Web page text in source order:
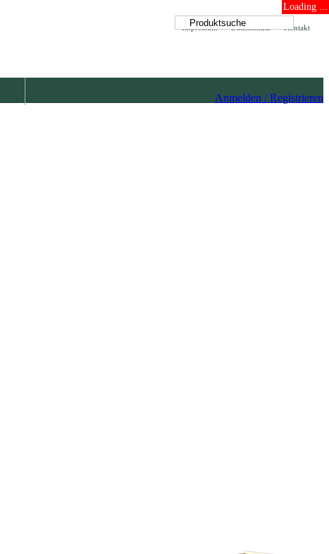
Loading ...
Kontakt
Datenschutz
Impressum
Anmelden / Registrieren